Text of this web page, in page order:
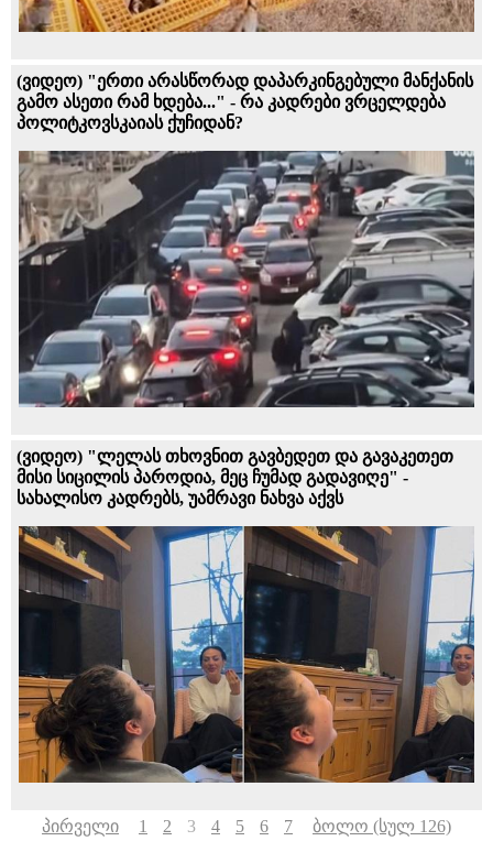
(ვიდეო) "ერთი არასწორად დაპარკინგებული მანქანის
გამო ასეთი რამ ხდება..." - რა კადრები ვრცელდება
პოლიტკოვსკაიას ქუჩიდან?
(ვიდეო) "ლელას თხოვნით გავბედეთ და გავაკეთეთ
მისი სიცილის პაროდია, მეც ჩუმად გადავიღე" -
სახალისო კადრებს, უამრავი ნახვა აქვს
პირველი 1 2 3 4 5 6 7 ბოლო (სულ 126)